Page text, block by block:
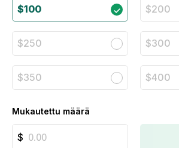
$100 $200
$250 $300
$350 $400
Mukautettu määrä